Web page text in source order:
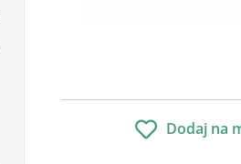
Dodaj na